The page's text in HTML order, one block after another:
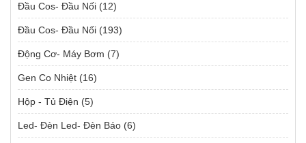
Đầu Cos- Đầu Nối (12)
Đầu Cos- Đầu Nối (193)
Động Cơ- Máy Bơm (7)
Gen Co Nhiệt (16)
Hộp - Tủ Điện (5)
Led- Đèn Led- Đèn Báo (6)